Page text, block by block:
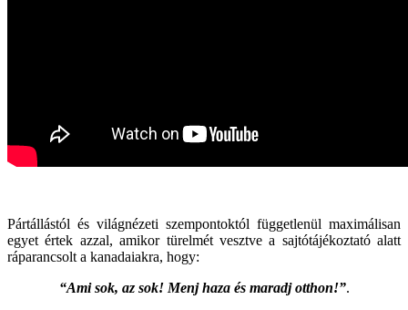
Pártállástól és világnézeti szempontoktól függetlenül maximálisan
egyet értek azzal, amikor türelmét vesztve a sajtótájékoztató alatt
ráparancsolt a kanadaiakra, hogy:
“Ami sok, az sok! Menj haza és maradj otthon!”.